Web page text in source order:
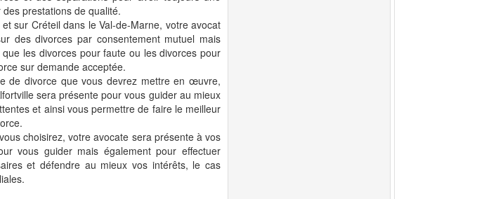
prestations de qualité.
sur Créteil dans le Val-de-Marne, votre avocat
des divorces par consentement mutuel mais
les divorces pour faute ou les divorces pour
sur demande acceptée.
de divorce que vous devrez mettre en œuvre,
sera présente pour vous guider au mieux
et ainsi vous permettre de faire le meilleur
choisirez, votre avocate sera présente à vos
vous guider mais également pour effectuer
et défendre au mieux vos intérêts, le cas